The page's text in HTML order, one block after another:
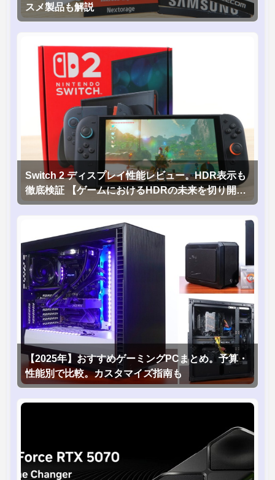
スメ製品も解説
Switch 2 ディスプレイ性能レビュー。HDR表示も
徹底検証 【ゲームにおけるHDRの未来を切り開く
1台！】
【2025年】おすすめゲーミングPCまとめ。予算・
性能別で比較。カスタマイズ指南も